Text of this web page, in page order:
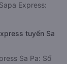
Express:
tuyến Sa
Sa Pa: Số